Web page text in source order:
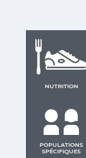
NUTRITION
POPULATIONS
SPÉCIFIQUES